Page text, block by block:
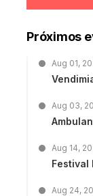
Próximos
Aug 01,
Aug 03,
Aug 14,
Festival
Aug 24,